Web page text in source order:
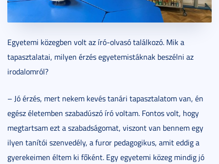
Egyetemi közegben volt az író-olvasó találkozó. Mik a
tapasztalatai, milyen érzés egyetemistáknak beszélni az
irodalomról?
– Jó érzés, mert nekem kevés tanári tapasztalatom van, én
egész életemben szabadúszó író voltam. Fontos volt, hogy
megtartsam ezt a szabadságomat, viszont van bennem egy
ilyen tanítói szenvedély, a furor pedagogikus, amit eddig a
gyerekeimen éltem ki főként. Egy egyetemi közeg mindig jó